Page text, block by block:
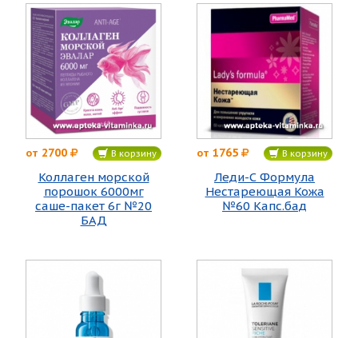
от 2700 В корзину
Коллаген морской
порошок 6000мг
саше-пакет 6г №20
БАД
от 1765 В корзину
Леди-С Формула
Нестареющая Кожа
№60 Капс.бад